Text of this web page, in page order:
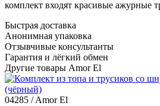
комплект входят красивые ажурные
Быстрая доставка
Анонимная упаковка
Отзывчивые консультанты
Гарантия и лёгкий обмен
Другие товары Amor El
04285 / Amor El